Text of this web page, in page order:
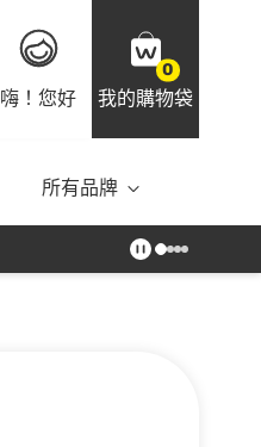
嗨！您好
0
我的購物袋
所有品牌